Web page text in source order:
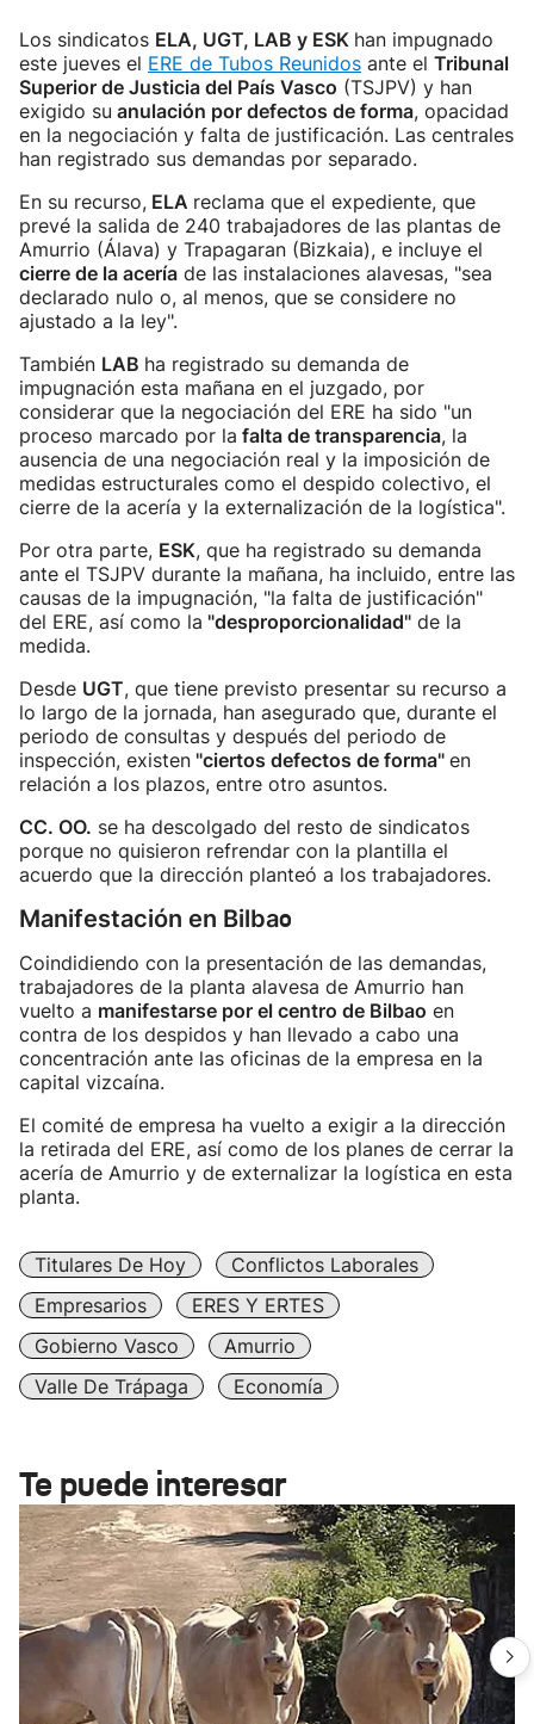
Los sindicatos ELA, UGT, LAB y ESK han impugnado
este jueves el ERE de Tubos Reunidos ante el Tribunal
Superior de Justicia del País Vasco (TSJPV) y han
exigido su anulación por defectos de forma, opacidad
en la negociación y falta de justificación. Las centrales
han registrado sus demandas por separado.
En su recurso, ELA reclama que el expediente, que
prevé la salida de 240 trabajadores de las plantas de
Amurrio (Álava) y Trapagaran (Bizkaia), e incluye el
cierre de la acería de las instalaciones alavesas, "sea
declarado nulo o, al menos, que se considere no
ajustado a la ley".
También LAB ha registrado su demanda de
impugnación esta mañana en el juzgado, por
considerar que la negociación del ERE ha sido "un
proceso marcado por la falta de transparencia, la
ausencia de una negociación real y la imposición de
medidas estructurales como el despido colectivo, el
cierre de la acería y la externalización de la logística".
Por otra parte, ESK, que ha registrado su demanda
ante el TSJPV durante la mañana, ha incluido, entre las
causas de la impugnación, "la falta de justificación"
del ERE, así como la "desproporcionalidad" de la
medida.
Desde UGT, que tiene previsto presentar su recurso a
lo largo de la jornada, han asegurado que, durante el
periodo de consultas y después del periodo de
inspección, existen "ciertos defectos de forma" en
relación a los plazos, entre otro asuntos.
CC. OO. se ha descolgado del resto de sindicatos
porque no quisieron refrendar con la plantilla el
acuerdo que la dirección planteó a los trabajadores.
Manifestación en Bilbao
Coindidiendo con la presentación de las demandas,
trabajadores de la planta alavesa de Amurrio han
vuelto a manifestarse por el centro de Bilbao en
contra de los despidos y han llevado a cabo una
concentración ante las oficinas de la empresa en la
capital vizcaína.
El comité de empresa ha vuelto a exigir a la dirección
la retirada del ERE, así como de los planes de cerrar la
acería de Amurrio y de externalizar la logística en esta
planta.
Titulares De Hoy
Conflictos Laborales
Empresarios
ERES Y ERTES
Gobierno Vasco
Amurrio
Valle De Trápaga
Economía
Te puede interesar